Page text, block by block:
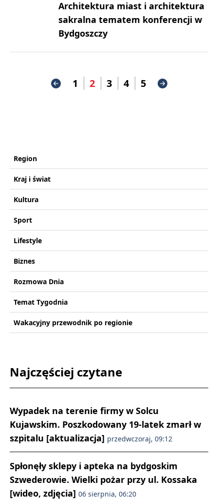
Architektura miast i architektura
sakralna tematem konferencji w
Bydgoszczy
1 2 3 4 5
Region
Kraj i świat
Kultura
Sport
Lifestyle
Biznes
Rozmowa Dnia
Temat Tygodnia
Wakacyjny przewodnik po regionie
Najczęściej czytane
Wypadek na terenie firmy w Solcu
Kujawskim. Poszkodowany 19-latek zmarł w
szpitalu [aktualizacja] przedwczoraj, 09:12
Spłonęły sklepy i apteka na bydgoskim
Szwederowie. Wielki pożar przy ul. Kossaka
[wideo, zdjęcia] 06 sierpnia, 06:20